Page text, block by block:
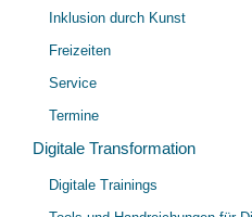
Inklusion durch Kunst
Freizeiten
Service
Termine
Digitale Transformation
Digitale Trainings